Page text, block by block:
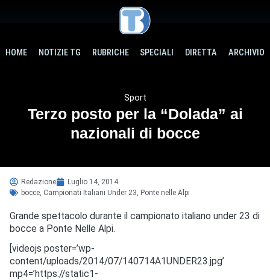
HOME NOTIZIE TG RUBRICHE SPECIALI DIRETTA ARCHIVIO
Sport
Terzo posto per la “Dolada” ai
nazionali di bocce
Redazione
Luglio 14, 2014
bocce Campionati Italiani Under 23 Ponte nelle Alpi
Grande spettacolo durante il campionato italiano under 23 di
bocce a Ponte Nelle Alpi.
[videojs poster=’wp-
content/uploads/2014/07/140714A1UNDER23.jpg’
mp4=’https://static1-